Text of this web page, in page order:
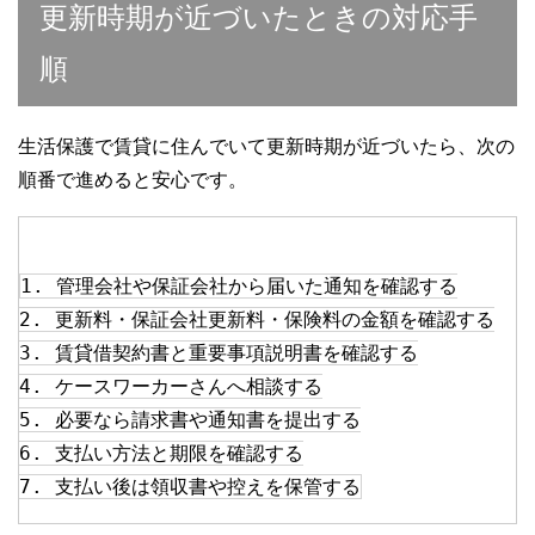
更新時期が近づいたときの対応手
順
生活保護で賃貸に住んでいて更新時期が近づいたら、次の
順番で進めると安心です。
1. 管理会社や保証会社から届いた通知を確認する
2. 更新料・保証会社更新料・保険料の金額を確認する
3. 賃貸借契約書と重要事項説明書を確認する
4. ケースワーカーさんへ相談する
5. 必要なら請求書や通知書を提出する
6. 支払い方法と期限を確認する
7. 支払い後は領収書や控えを保管する